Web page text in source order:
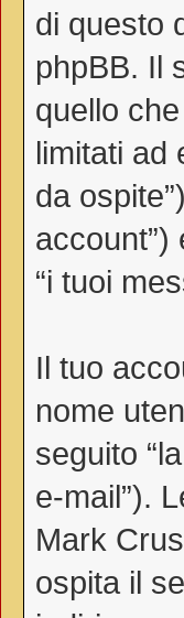
di questo
phpBB. Il
quello
limitati ad
da
account”)
“i tuoi
Il tuo
nome
seguito
e-mail”).
Mark
ospita il